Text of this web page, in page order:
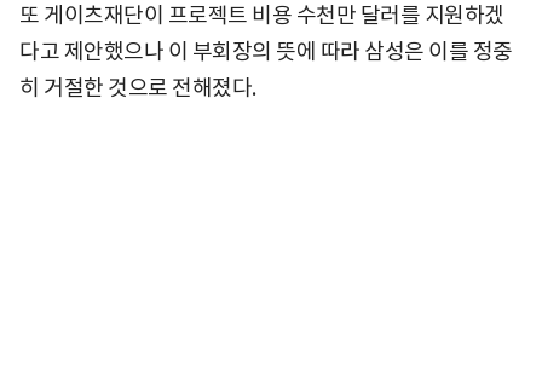
또 게이츠재단이 프로젝트 비용 수천만 달러를 지원하겠
다고 제안했으나 이 부회장의 뜻에 따라 삼성은 이를 정중
히 거절한 것으로 전해졌다.